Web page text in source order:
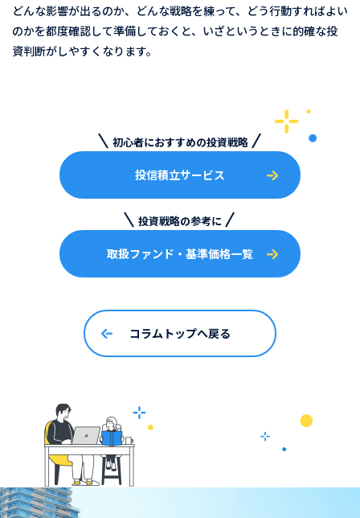
どんな影響が出るのか、どんな戦略を練って、どう行動すればよい
のかを都度確認して準備しておくと、いざというときに的確な投
資判断がしやすくなります。
初心者におすすめの投資戦略
投信積立サービス
投資戦略の参考に
取扱ファンド・基準価格一覧
コラムトップへ戻る